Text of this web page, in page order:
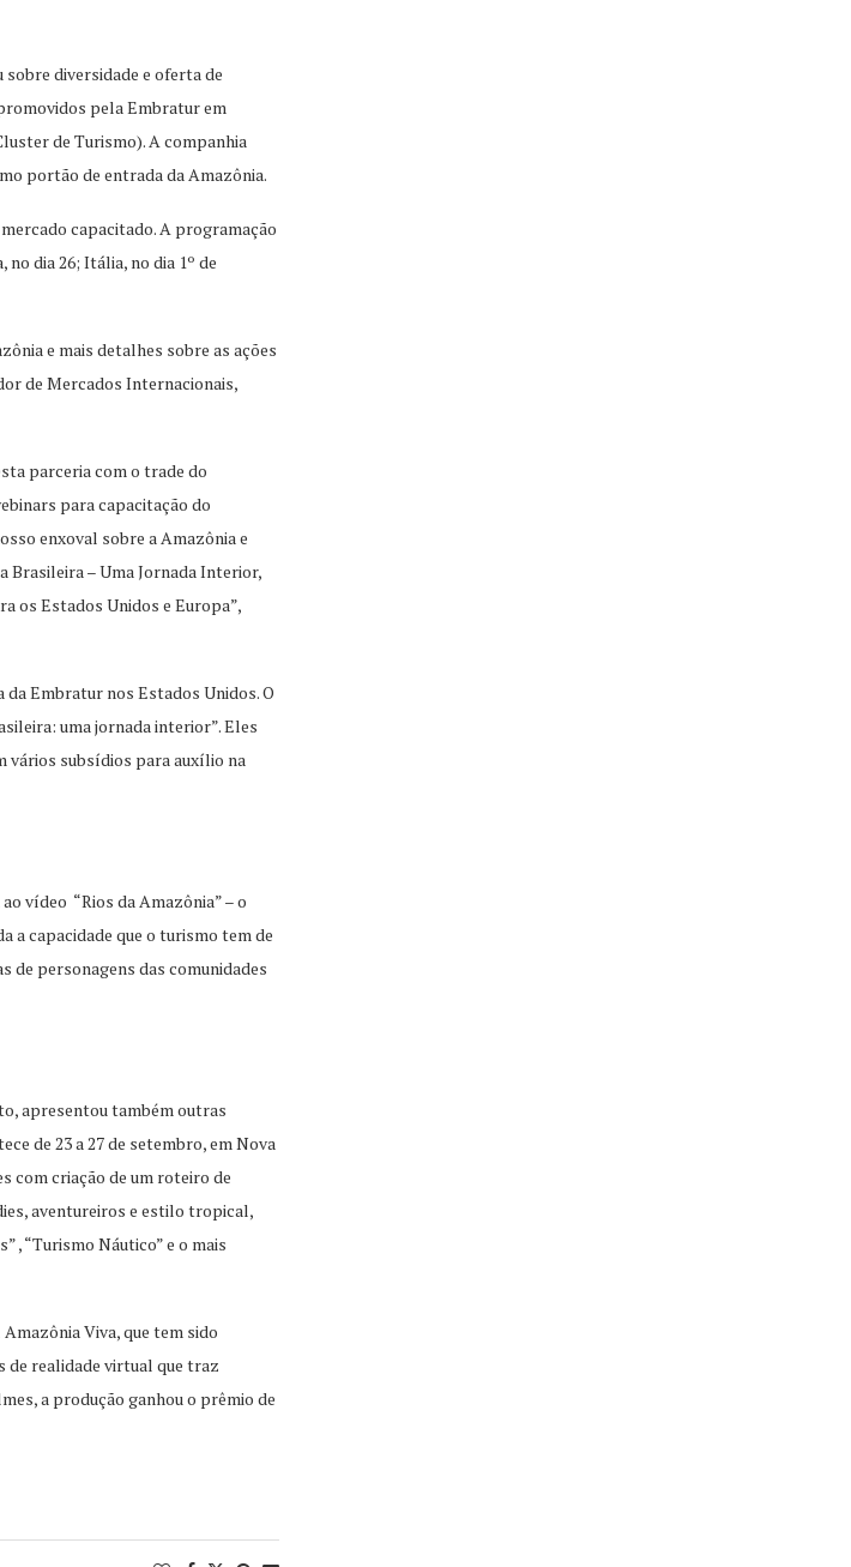
diversidade e oferta de
pela Embratur em
de Turismo). A companhia
portão de entrada da Amazônia.
capacitado. A programação
dia 26; Itália, no dia 1º de
e mais detalhes sobre as ações
de Mercados Internacionais,
parceria com o trade do
para capacitação do
enxoval sobre a Amazônia e
Brasileira – Uma Jornada Interior,
os Estados Unidos e Europa”,
Embratur nos Estados Unidos. O
uma jornada interior”. Eles
vários subsídios para auxílio na
vídeo “Rios da Amazônia” – o
a capacidade que o turismo tem de
personagens das comunidades
apresentou também outras
de 23 a 27 de setembro, em Nova
com criação de um roteiro de
aventureiros e estilo tropical,
, “Turismo Náutico” e o mais
Viva, que tem sido
de realidade virtual que traz
a produção ganhou o prêmio de